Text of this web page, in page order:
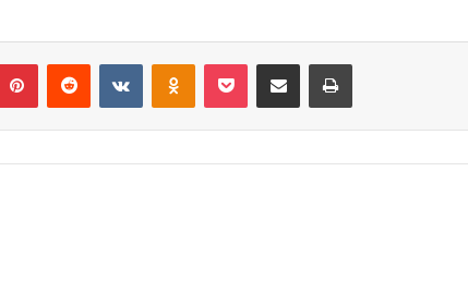
PinterestReddit VKontakteOdnoklassniki
Pocket Compartir por correo electrónicoImprimir